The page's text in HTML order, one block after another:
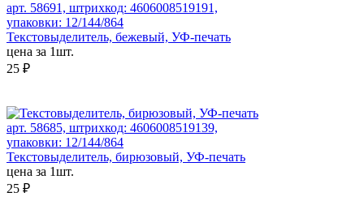
арт. 58691, штрихкод: 4606008519191,
упаковки: 12/144/864
Текстовыделитель, бежевый, УФ-печать
цена за 1шт.
25 ₽
арт. 58685, штрихкод: 4606008519139,
упаковки: 12/144/864
Текстовыделитель, бирюзовый, УФ-печать
цена за 1шт.
25 ₽